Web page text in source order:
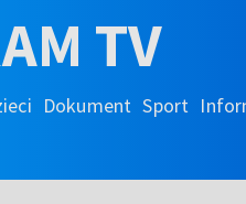
TV
Dokument Sport